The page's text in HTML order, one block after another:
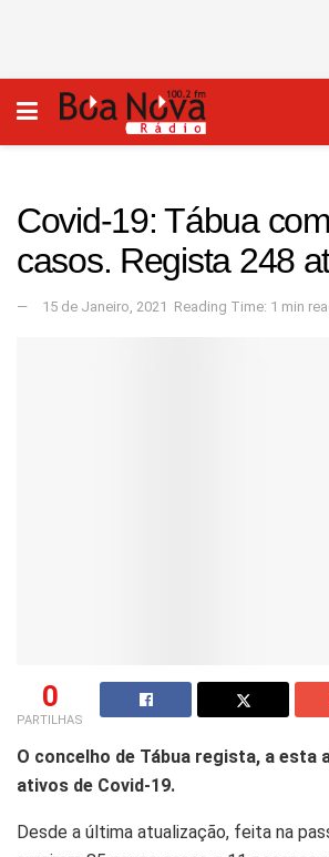
Covid-19: Tábua
casos. Regista 248
15 de Janeiro, 2021 Reading Time: 1 min
0
PARTILHAS
O concelho de Tábua regista, a esta
ativos de Covid-19.
Desde a última atualização, feita na